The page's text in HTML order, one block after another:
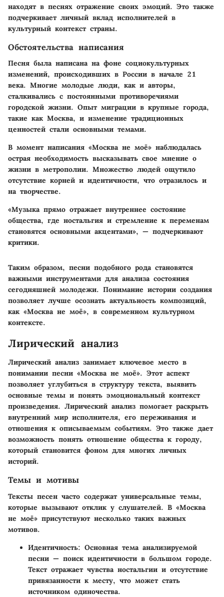
находят в песнях отражение своих эмоций. Это также
подчеркивает личный вклад исполнителей в
культурный контекст страны.
Обстоятельства написания
Песня была написана на фоне социокультурных
изменений, происходивших в России в начале 21
века. Многие молодые люди, как и авторы,
сталкивались с постоянными противоречиями
городской жизни. Опыт миграции в крупные города,
такие как Москва, и изменение традиционных
ценностей стали основными темами.
В момент написания «Москва не моё» наблюдалась
острая необходимость высказывать свое мнение о
жизни в метрополии. Множество людей ощутило
отсутствие корней и идентичности, что отразилось и
на творчестве.
«Музыка прямо отражает внутреннее состояние
общества, где ностальгия и стремление к переменам
становятся основными акцентами», — подчеркивают
критики.
Таким образом, песни подобного рода становятся
важными инструментами для анализа состояния
сегодняшней молодежи. Понимание истории создания
позволяет лучше осознать актуальность композиций,
как «Москва не моё», в современном культурном
контексте.
Лирический анализ
Лирический анализ занимает ключевое место в
понимании песни «Москва не моё». Этот аспект
позволяет углубиться в структуру текста, выявить
основные темы и понять эмоциональный контекст
произведения. Лирический анализ помогает раскрыть
внутренний мир исполнителя, его переживания и
отношения к описываемым событиям. Это также дает
возможность понять отношение общества к городу,
который становится фоном для многих личных
историй.
Темы и мотивы
Тексты песен часто содержат универсальные темы,
которые вызывают отклик у слушателей. В «Москва
не моё» присутствуют несколько таких важных
мотивов.
Идентичность: Основная тема анализируемой
песни — поиск идентичности в большом городе.
Текст отражает чувства ностальгии и отсутствие
привязанности к месту, что может стать
источником одиночества.